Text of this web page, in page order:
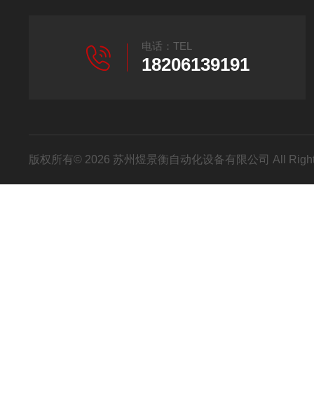
电话：TEL
18206139191
版权所有© 2026 苏州煜景衡自动化设备有限公司 All